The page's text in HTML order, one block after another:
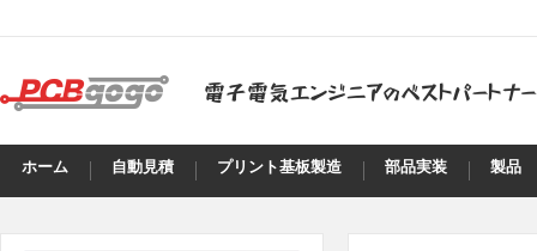
ホーム 自動見積 プリント基板製造 部品実装 製品